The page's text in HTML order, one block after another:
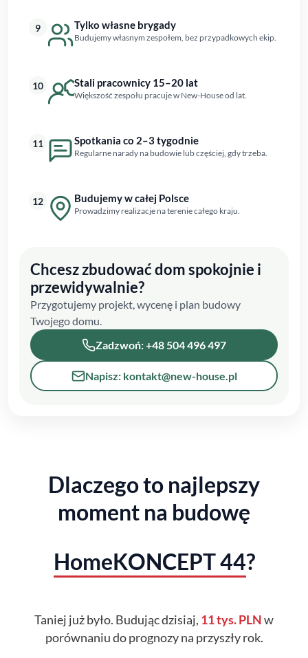
9 Tylko własne brygady
Budujemy własnym zespołem, bez przypadkowych ekip.
10 Stali pracownicy 15–20 lat
Większość zespołu pracuje w New-House od lat.
11 Spotkania co 2–3 tygodnie
Regularne narady na budowie lub częściej, gdy trzeba.
12 Budujemy w całej Polsce
Prowadzimy realizacje na terenie całego kraju.
Chcesz zbudować dom spokojnie i
przewidywalnie?
Przygotujemy projekt, wycenę i plan budowy
Twojego domu.
Zadzwoń: +48 504 496 497
Napisz: kontakt@new-house.pl
Dlaczego to najlepszy
moment na budowę
HomeKONCEPT 44?
Taniej już było. Budując dzisiaj, 11 tys. PLNw
porównaniu do prognozy na przyszły rok.